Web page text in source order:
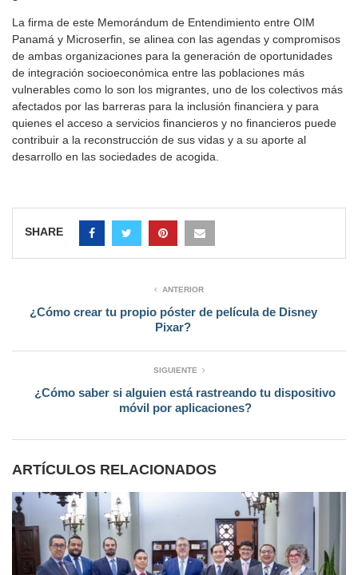
La firma de este Memorándum de Entendimiento entre OIM
Panamá y Microserfin, se alinea con las agendas y compromisos
de ambas organizaciones para la generación de oportunidades
de integración socioeconómica entre las poblaciones más
vulnerables como lo son los migrantes, uno de los colectivos más
afectados por las barreras para la inclusión financiera y para
quienes el acceso a servicios financieros y no financieros puede
contribuir a la reconstrucción de sus vidas y a su aporte al
desarrollo en las sociedades de acogida.
SHARE
ANTERIOR
¿Cómo crear tu propio póster de película de Disney
Pixar?
SIGUIENTE
¿Cómo saber si alguien está rastreando tu dispositivo
móvil por aplicaciones?
ARTÍCULOS RELACIONADOS